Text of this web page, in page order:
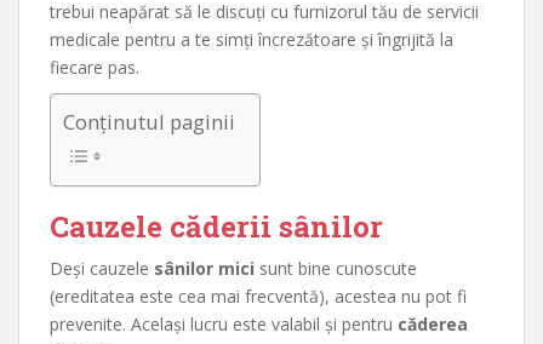
trebui neapărat să le discuți cu furnizorul tău de servicii
medicale pentru a te simți încrezătoare și îngrijită la
fiecare pas.
Conținutul paginii
Cauzele căderii sânilor
Deși cauzele sânilor mici sunt bine cunoscute
(ereditatea este cea mai frecventă), acestea nu pot fi
prevenite. Același lucru este valabil și pentru căderea